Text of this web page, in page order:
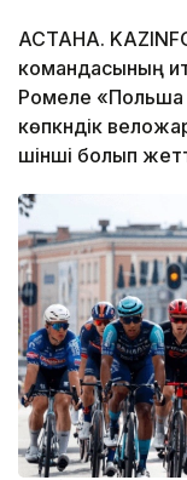
АСТАНА.
командасының
Ромеле «Польша
көпкүндік
үшінші болып